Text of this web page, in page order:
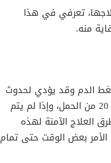
تعرفي في هذا
منه.
الدم وقد يؤدي لحدوث
بعض الأضرار في أعضاء أخرى في الجسم مثل الكبد أو الكلى، ويمكن أن يحدث في الأسبوع الـ 20 من الحمل، وإذا لم يتم
العلاج الآمنة لهذه
بعض الوقت حتى تمام